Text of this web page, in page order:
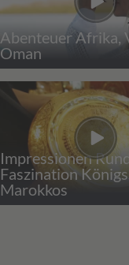
Abenteuer Afrika,
Oman
Impressionen
Faszination
Marokkos